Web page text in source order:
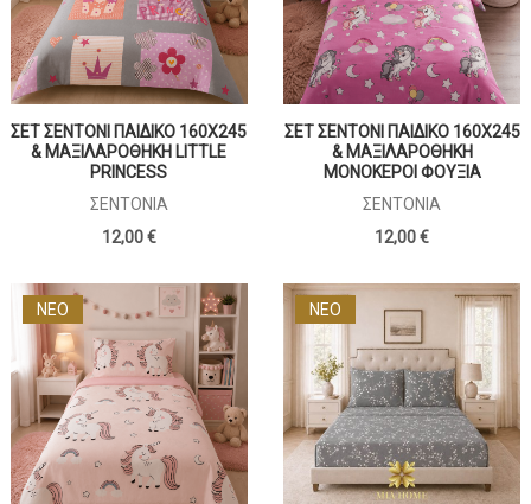
ΣΕΤ ΣΕΝΤΟΝΙ ΠΑΙΔΙΚΟ 160Χ245
& ΜΑΞΙΛΑΡΟΘΗΚΗ LITTLE
PRINCESS
ΣΕΝΤΌΝΙΑ
12,00 €
ΣΕΤ ΣΕΝΤΟΝΙ ΠΑΙΔΙΚΟ 160Χ245
& ΜΑΞΙΛΑΡΟΘΗΚΗ
ΜΟΝΟΚΕΡΟΙ ΦΟΥΞΙΑ
ΣΕΝΤΌΝΙΑ
12,00 €
ΝΕΟ ΝΕΟ